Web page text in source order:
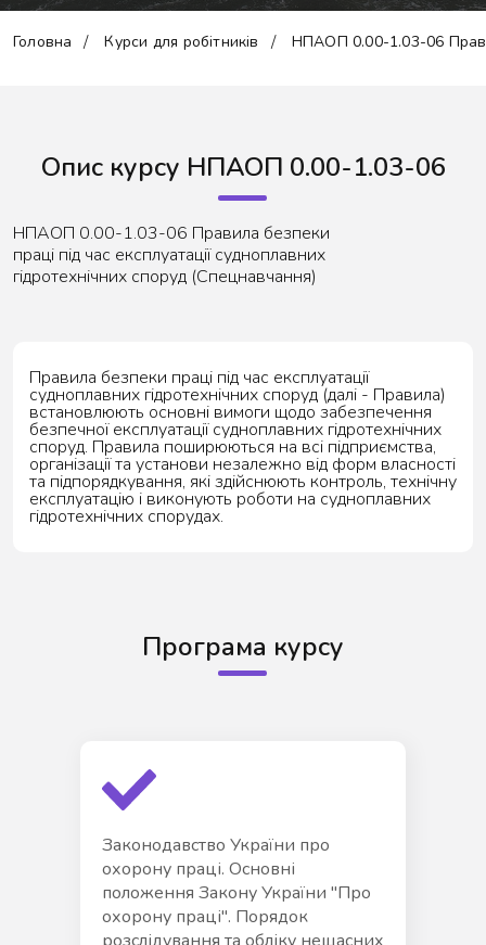
Головна Курси для робітників НПАОП 0.00-1.03-06
Опис курсу НПАОП 0.00-1.03-06
НПАОП 0.00-1.03-06 Правила безпеки
праці під час експлуатації судноплавних
гідротехнічних споруд (Спецнавчання)
Правила безпеки праці під час експлуатації
судноплавних гідротехнічних споруд (далі - Правила)
встановлюють основні вимоги щодо забезпечення
безпечної експлуатації судноплавних гідротехнічних
споруд. Правила поширюються на всі підприємства,
організації та установи незалежно від форм власності
та підпорядкування, які здійснюють контроль, технічну
експлуатацію і виконують роботи на судноплавних
гідротехнічних спорудах.
Програма курсу
Законодавство України про
охорону праці. Основні
положення Закону України "Про
охорону праці". Порядок